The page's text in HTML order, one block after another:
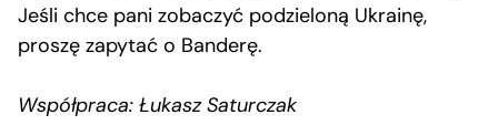
Jeśli chce pani zobaczyć podzieloną Ukrainę,
proszę zapytać o Banderę.
Współpraca: Łukasz Saturczak